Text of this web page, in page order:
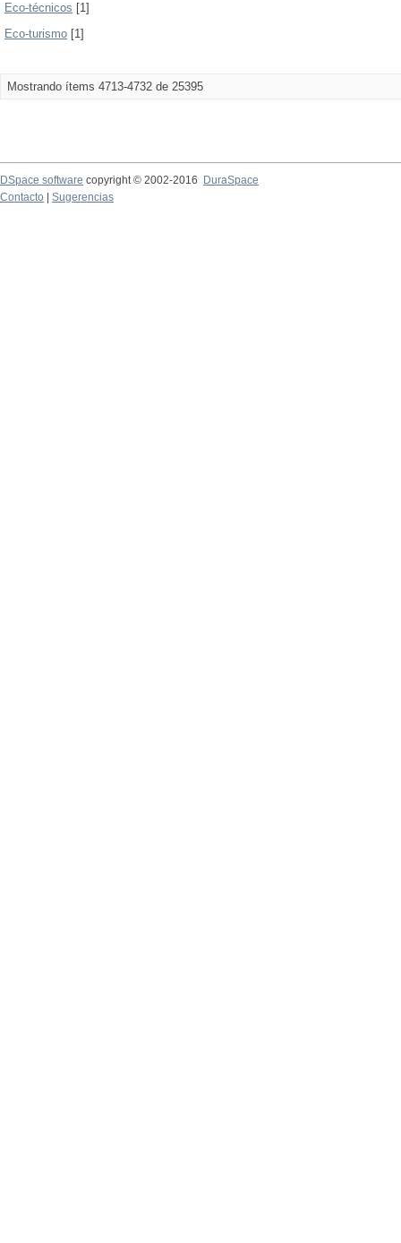
Eco-técnicos [1]
Eco-turismo [1]
Mostrando ítems 4713-4732 de 25395
DSpace software copyright © 2002-2016
DuraSpace
Contacto
Sugerencias